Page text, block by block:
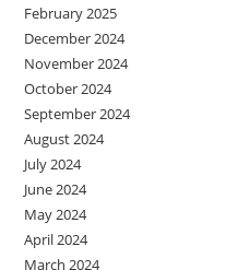
February 2025
December 2024
November 2024
October 2024
September 2024
August 2024
July 2024
June 2024
May 2024
April 2024
March 2024